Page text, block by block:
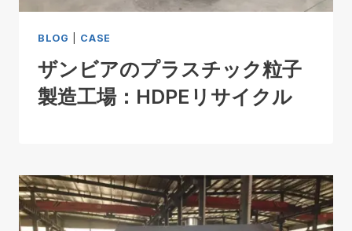
BLOG CASE
ザンビアのプラスチック粒子
製造工場：HDPEリサイクル